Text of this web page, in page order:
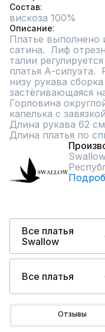
Состав
вискоза 100%
Описание
Платье выполнено
сатина.  Лиф
талии
платья А-силуэта.
низу рукава
застёгивающаяся
Горловина
капелька с
Длина рукава 62
Длина платья по
Все платья
Swallow
Все платья
Отзывы